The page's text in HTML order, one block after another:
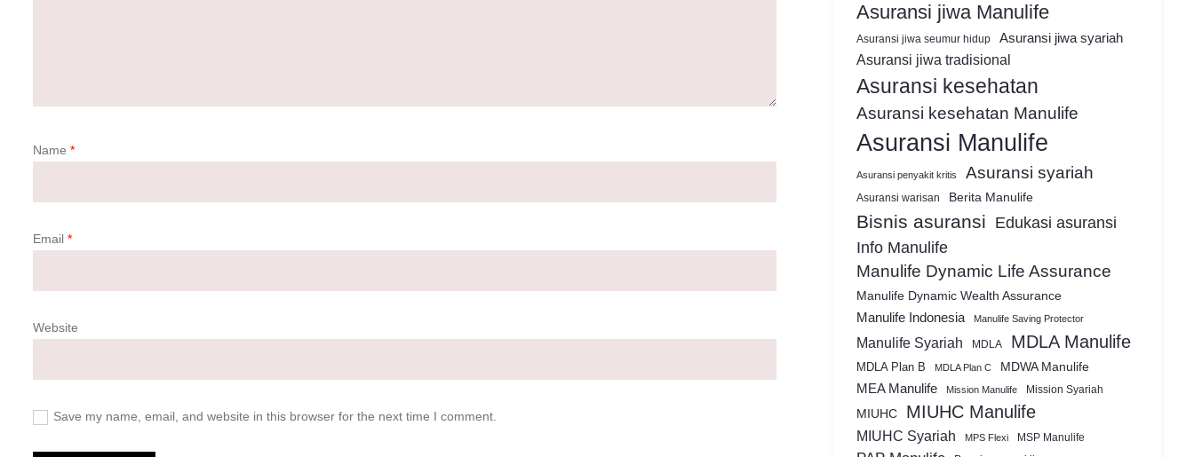
Name *
Email *
Website
Save my name, email, and website in this browser for the next time I comment.
Asuransi jiwa Manulife
Asuransi jiwa seumur hidup Asuransi jiwa syariah
Asuransi jiwa tradisional
Asuransi kesehatan
Asuransi kesehatan Manulife
Asuransi Manulife
Asuransi penyakit kritis Asuransi syariah
Asuransi warisan Berita Manulife
Bisnis asuransi Edukasi asuransi
Info Manulife
Manulife Dynamic Life Assurance
Manulife Dynamic Wealth Assurance
Manulife Indonesia
Manulife Saving Protector
Manulife Syariah MDLA MDLA Manulife
MDLA Plan B MDLA Plan C MDWA Manulife
MEA Manulife Mission Manulife Mission Syariah
MIUHC MIUHC Manulife
MIUHC Syariah MPS Flexi MSP Manulife